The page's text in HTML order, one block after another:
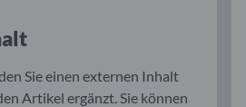
Sie einen externen Inhalt
Artikel ergänzt. Sie können